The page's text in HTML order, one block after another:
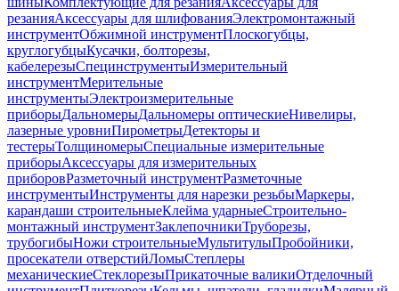
резанияАксессуары для шлифованияЭлектромонтажный
инструментОбжимной инструментПлоскогубцы,
круглогубцыКусачки, болторезы,
кабелерезыСпецинструментыИзмерительный
инструментМерительные
инструментыЭлектроизмерительные
приборыДальномерыДальномеры оптическиеНивелиры,
лазерные уровниПирометрыДетекторы и
тестерыТолщиномерыСпециальные измерительные
приборыАксессуары для измерительных
приборовРазметочный инструментРазметочные
инструментыИнструменты для нарезки резьбыМаркеры,
карандаши строительныеКлейма ударныеСтроительно-
монтажный инструментЗаклепочникиТруборезы,
трубогибыНожи строительныеМультитулыПробойники,
просекатели отверстийЛомыСтеплеры
механическиеСтеклорезыПрикаточные валикиОтделочный